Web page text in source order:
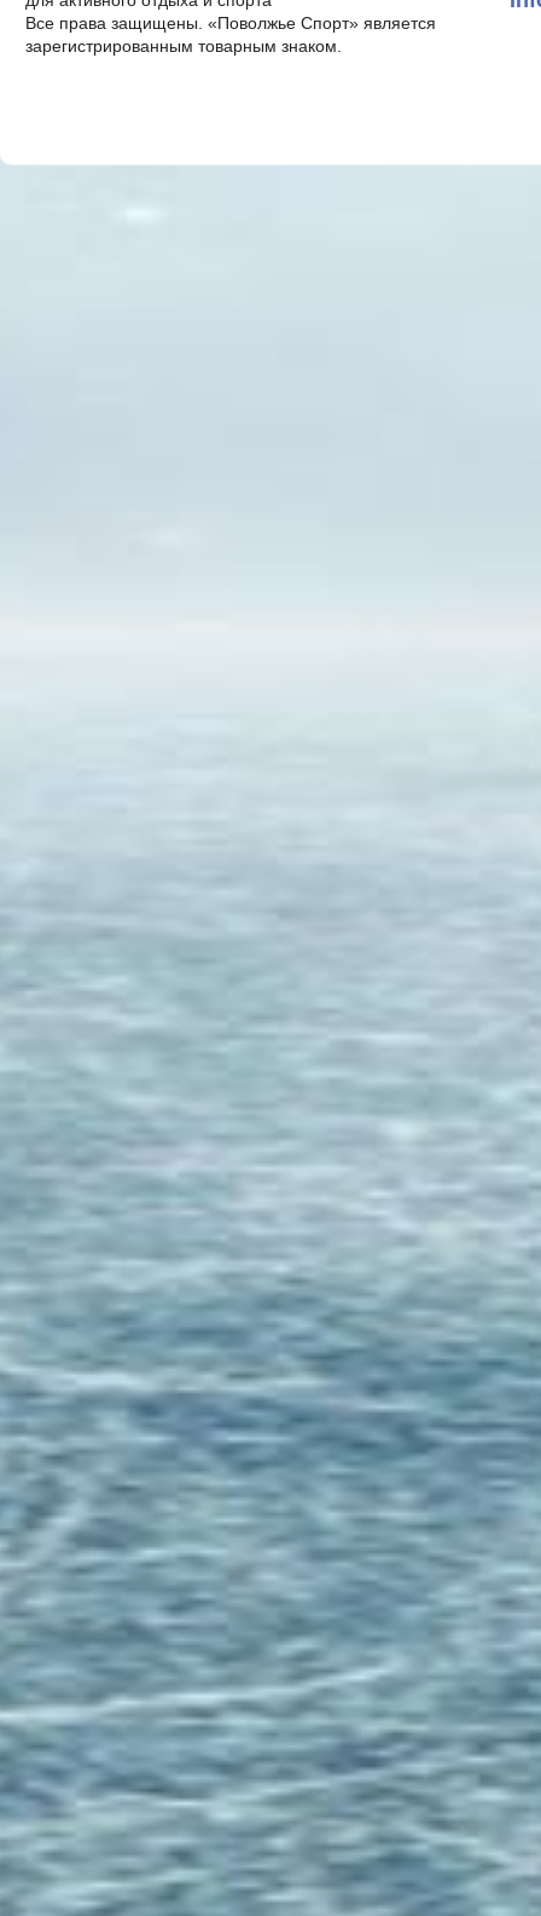
Все права защищены. «Поволжье Спорт» является
зарегистрированным товарным знаком.